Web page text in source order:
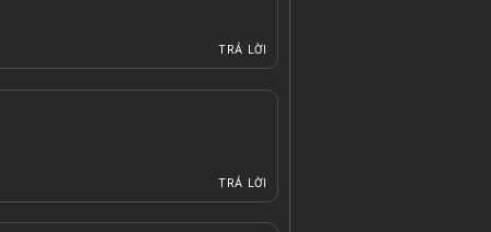
TRẢ LỜI
TRẢ LỜI